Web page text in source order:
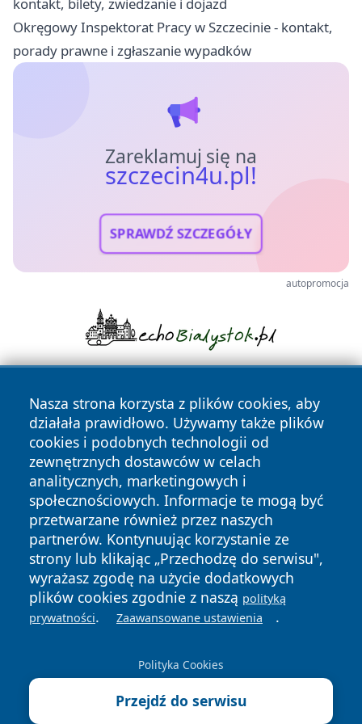
Okręgowy Inspektorat Pracy w Szczecinie - kontakt,
porady prawne i zgłaszanie wypadków
Zareklamuj się na
szczecin4u.pl!
SPRAWDŹ SZCZEGÓŁY
autopromocja
Nasza strona korzysta z plików cookies, aby
działała prawidłowo. Używamy także plików
cookies i podobnych technologii od
zewnętrznych dostawców w celach
analitycznych, marketingowych i
społecznościowych. Informacje te mogą być
przetwarzane również przez naszych
partnerów. Kontynuując korzystanie ze
strony lub klikając „Przechodzę do serwisu",
wyrażasz zgodę na użycie dodatkowych
plików cookies zgodnie z naszą polityką
prywatności. Zaawansowane ustawienia .
Polityka Cookies
Przejdź do serwisu
Copyright © 2026 szczecin4u.pl Wszystkie prawa zastrzeżone.
News Autorzy
Polityka
Prywatności
Polityka
Cookies